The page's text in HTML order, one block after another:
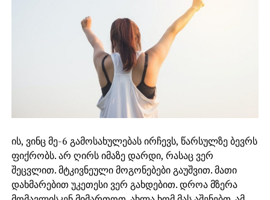
ის, ვინც მე-6 გამოსახულებას ირჩევს, წარსულზე ბევრს
ფიქრობს. არ ღირს იმაზე დარდი, რასაც ვერ
შეცვლით. მტკივნეული მოგონებები გაუშვით. მათი
დახმარებით უკეთესი ვერ გახდებით. დროა მზერა